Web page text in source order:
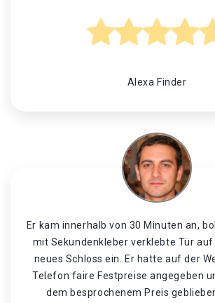
Alexa Finder
Er kam innerhalb von 30 Minuten an,
mit Sekundenkleber verklebte Tür
neues Schloss ein. Er hatte auf der
Telefon faire Festpreise angegeben
dem besprochenem Preis